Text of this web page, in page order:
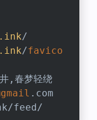
.ink/
.ink/favico
,春梦轻绕
.com
feed/